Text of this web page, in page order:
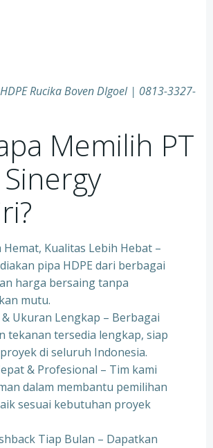
Rucika Boven DIgoel | 0813-3327-
Memilih PT
Kualitas Lebih Hebat –
pipa HDPE dari berbagai
harga bersaing tanpa
mutu.
& Ukuran Lengkap – Berbagai
tekanan tersedia lengkap, siap
di seluruh Indonesia.
& Profesional – Tim kami
dalam membantu pemilihan
sesuai kebutuhan proyek
Tiap Bulan – Dapatkan